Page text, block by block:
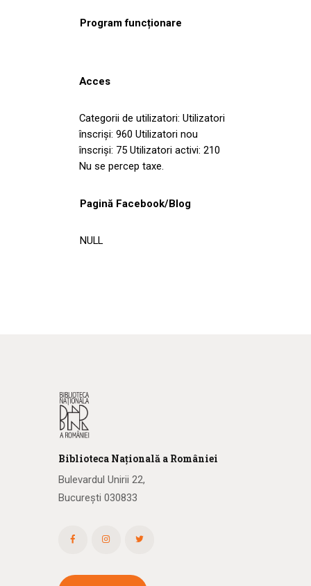
Program funcționare
Acces
Categorii de utilizatori: Utilizatori
înscriși: 960 Utilizatori nou
înscriși: 75 Utilizatori activi: 210
Nu se percep taxe.
Pagină Facebook/Blog
NULL
Biblioteca Națională a României
Bulevardul Unirii 22,
București 030833